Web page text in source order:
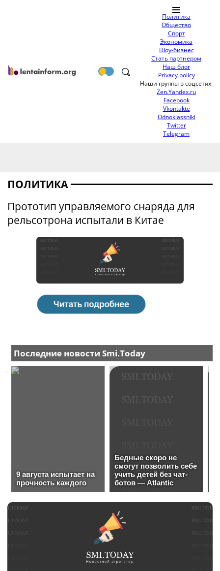
Политика
Общество
Спорт
Экономика
Шоу-бизнес
Стать партнером
Наш блог
Privacy policy
Наши группы в соцсетях:
Zen.Yandex.ru
Facebook
Vkontakte
Odnoklassniki
Twitter
Telegram
ПОЛИТИКА
Прототип управляемого снаряда для
рельсотрона испытали в Китае